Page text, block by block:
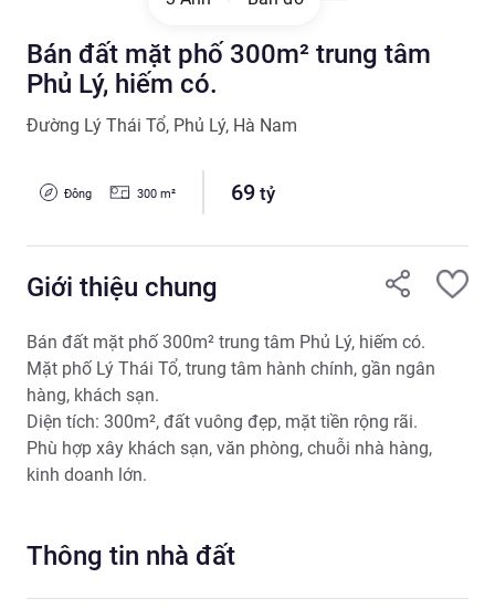
Bán đất mặt phố 300m² trung tâm
Phủ Lý, hiếm có.
Đường Lý Thái Tổ, Phủ Lý, Hà Nam
Đông 300 m² 69 tỷ
Giới thiệu chung
Bán đất mặt phố 300m² trung tâm Phủ Lý, hiếm có.
Mặt phố Lý Thái Tổ, trung tâm hành chính, gần ngân
hàng, khách sạn.
Diện tích: 300m², đất vuông đẹp, mặt tiền rộng rãi.
Phù hợp xây khách sạn, văn phòng, chuỗi nhà hàng,
kinh doanh lớn.
Thông tin nhà đất